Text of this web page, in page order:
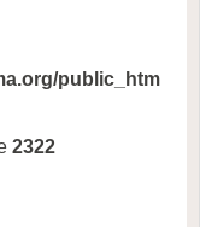
public_htm
2322